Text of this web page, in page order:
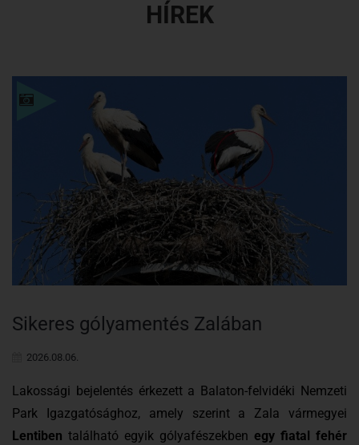
HÍREK
Részletek
Sikeres gólyamentés Zalában
2026.08.06.
Lakossági bejelentés érkezett a Balaton-felvidéki Nemzeti
Park Igazgatósághoz, amely szerint a Zala vármegyei
Lentiben található egyik gólyafészekben egy fiatal fehér